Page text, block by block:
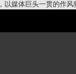
以媒体巨头一贯的作